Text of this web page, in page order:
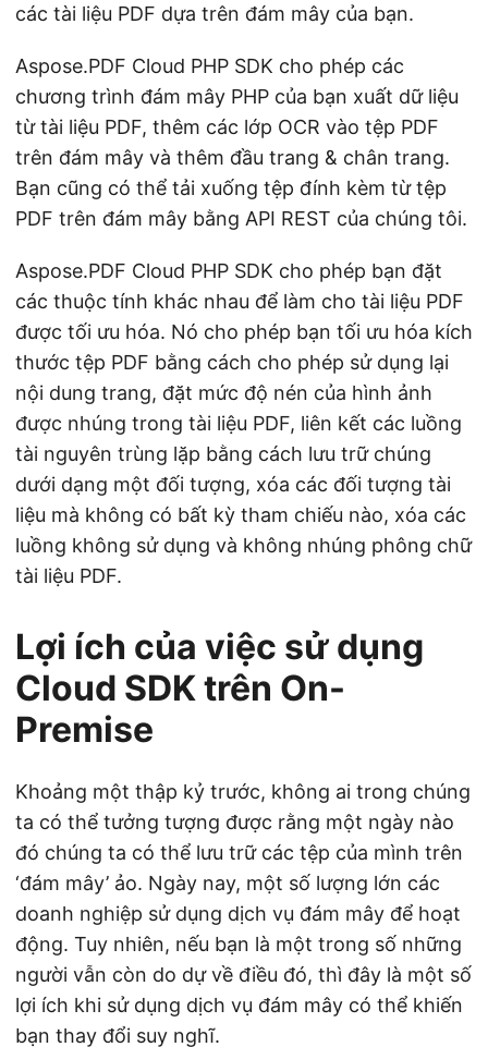
các tài liệu PDF dựa trên đám mây của bạn.
Aspose.PDF Cloud PHP SDK cho phép các
chương trình đám mây PHP của bạn xuất dữ liệu
từ tài liệu PDF, thêm các lớp OCR vào tệp PDF
trên đám mây và thêm đầu trang & chân trang.
Bạn cũng có thể tải xuống tệp đính kèm từ tệp
PDF trên đám mây bằng API REST của chúng tôi.
Aspose.PDF Cloud PHP SDK cho phép bạn đặt
các thuộc tính khác nhau để làm cho tài liệu PDF
được tối ưu hóa. Nó cho phép bạn tối ưu hóa kích
thước tệp PDF bằng cách cho phép sử dụng lại
nội dung trang, đặt mức độ nén của hình ảnh
được nhúng trong tài liệu PDF, liên kết các luồng
tài nguyên trùng lặp bằng cách lưu trữ chúng
dưới dạng một đối tượng, xóa các đối tượng tài
liệu mà không có bất kỳ tham chiếu nào, xóa các
luồng không sử dụng và không nhúng phông chữ
tài liệu PDF.
Lợi ích của việc sử dụng
Cloud SDK trên On-
Premise
Khoảng một thập kỷ trước, không ai trong chúng
ta có thể tưởng tượng được rằng một ngày nào
đó chúng ta có thể lưu trữ các tệp của mình trên
‘đám mây’ ảo. Ngày nay, một số lượng lớn các
doanh nghiệp sử dụng dịch vụ đám mây để hoạt
động. Tuy nhiên, nếu bạn là một trong số những
người vẫn còn do dự về điều đó, thì đây là một số
lợi ích khi sử dụng dịch vụ đám mây có thể khiến
bạn thay đổi suy nghĩ.